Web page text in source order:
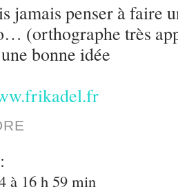
jamais penser à faire
(orthographe très
bonne idée
à 16 h 59 min